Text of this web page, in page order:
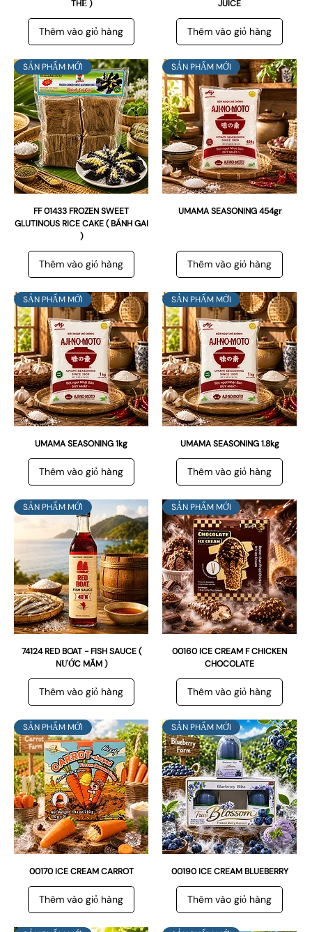
THẺ )
Thêm vào giỏ hàng
JUICE
Thêm vào giỏ hàng
SẢN PHẨM MỚI
FF 01433 FROZEN SWEET
GLUTINOUS RICE CAKE ( BÁNH GAI
)
Thêm vào giỏ hàng
SẢN PHẨM MỚI
UMAMA SEASONING 454gr
Thêm vào giỏ hàng
SẢN PHẨM MỚI
UMAMA SEASONING 1kg
Thêm vào giỏ hàng
SẢN PHẨM MỚI
UMAMA SEASONING 1.8kg
Thêm vào giỏ hàng
SẢN PHẨM MỚI
74124 RED BOAT - FISH SAUCE (
NƯỚC MẮM )
Thêm vào giỏ hàng
SẢN PHẨM MỚI
00160 ICE CREAM F CHICKEN
CHOCOLATE
Thêm vào giỏ hàng
SẢN PHẨM MỚI
00170 ICE CREAM CARROT
Thêm vào giỏ hàng
SẢN PHẨM MỚI
00190 ICE CREAM BLUEBERRY
Thêm vào giỏ hàng